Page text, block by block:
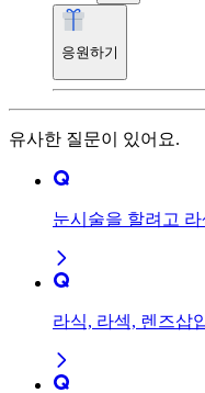
응원하기
유사한 질문이 있어요.
눈시술을 할려고
라식, 라섹, 렌즈삽